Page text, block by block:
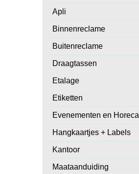
Apli
Binnenreclame
Buitenreclame
Draagtassen
Etalage
Etiketten
Evenementen en Horeca
Hangkaartjes + Labels
Kantoor
Maataanduiding